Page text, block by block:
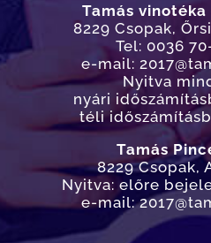
Tamás
8229 Csopak,
Tel: 0036
e-mail:
Nyitva
nyári
téli
Tamás
8229 Csopak,
Nyitva: előre
e-mail: